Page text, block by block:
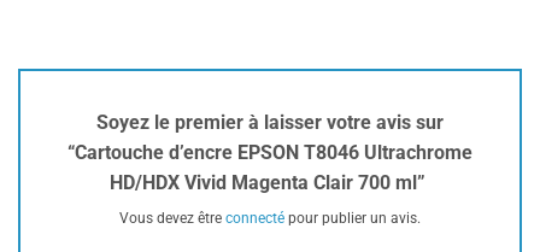
Soyez le premier à laisser votre avis sur
“Cartouche d’encre EPSON T8046 Ultrachrome
HD/HDX Vivid Magenta Clair 700 ml”
Vous devez être connecté pour publier un avis.